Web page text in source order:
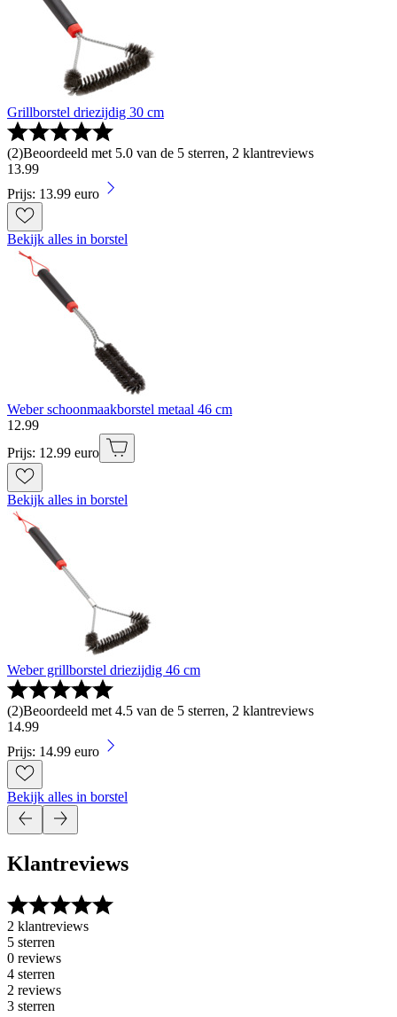
Grillborstel driezijdig 30 cm
(2)Beoordeeld met 5.0 van de 5 sterren, 2 klantreviews
13.99
Prijs: 13.99 euro
Bekijk alles in borstel
Weber schoonmaakborstel metaal 46 cm
12.99
Prijs: 12.99 euro
Bekijk alles in borstel
Weber grillborstel driezijdig 46 cm
(2)Beoordeeld met 4.5 van de 5 sterren, 2 klantreviews
14.99
Prijs: 14.99 euro
Bekijk alles in borstel
Klantreviews
2 klantreviews
5 sterren
0 reviews
4 sterren
2 reviews
3 sterren